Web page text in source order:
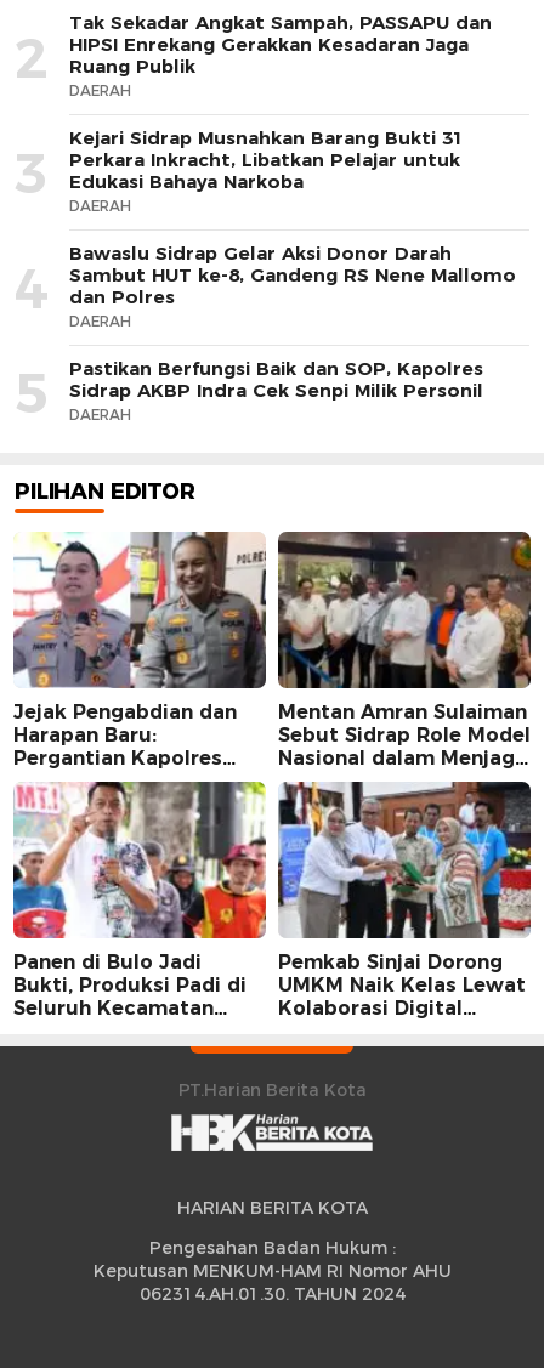
2
Tak Sekadar Angkat Sampah, PASSAPU dan
HIPSI Enrekang Gerakkan Kesadaran Jaga
Ruang Publik
DAERAH
3
Kejari Sidrap Musnahkan Barang Bukti 31
Perkara Inkracht, Libatkan Pelajar untuk
Edukasi Bahaya Narkoba
DAERAH
4
Bawaslu Sidrap Gelar Aksi Donor Darah
Sambut HUT ke-8, Gandeng RS Nene Mallomo
dan Polres
DAERAH
5
Pastikan Berfungsi Baik dan SOP, Kapolres
Sidrap AKBP Indra Cek Senpi Milik Personil
DAERAH
PILIHAN EDITOR
Jejak Pengabdian dan
Harapan Baru:
Pergantian Kapolres
Sidrap dalam Perspektif
Karier Dua Perwira
Mentan Amran Sulaiman
Sebut Sidrap Role Model
Nasional dalam Menjaga
Stabilitas Harga Telur
Panen di Bulo Jadi
Bukti, Produksi Padi di
Seluruh Kecamatan
Pemkab Sinjai Dorong
UMKM Naik Kelas Lewat
Kolaborasi Digital
PT.Harian Berita Kota
HARIAN BERITA KOTA
Pengesahan Badan Hukum :
Keputusan MENKUM-HAM RI Nomor AHU
062314.AH.01.30. TAHUN 2024